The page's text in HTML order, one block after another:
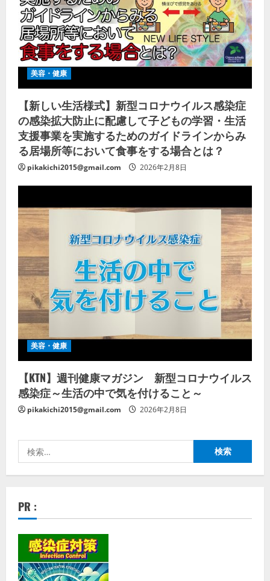
美容・健康
【新しい生活様式】新型コロナウイルス感染症
の感染拡大防止に配慮して子どもの学習・生活
支援事業を実施するためのガイドラインからみ
る居場所等において食事をする場合とは？
pikakichi2015@gmail.com 2026年2月8日
美容・健康
【KTN】週刊健康マガジン 新型コロナウイルス
感染症～生活の中で気を付けること～
pikakichi2015@gmail.com 2026年2月8日
索:
PR :